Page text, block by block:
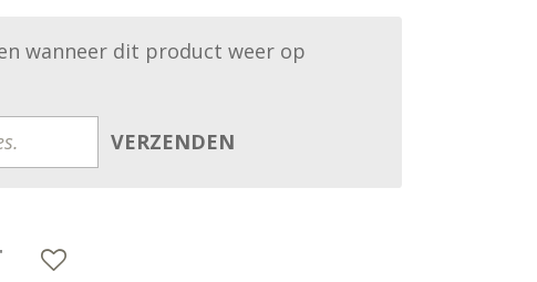
wanneer dit product weer op
VERZENDEN